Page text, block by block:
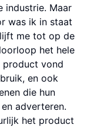
industrie. Maar
was ik in staat
me tot op de
het hele
product vond
en ook
die hun
adverteren.
het product